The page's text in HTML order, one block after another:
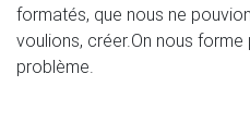
formatés, que nous ne
voulions, créer.On nous
problème.